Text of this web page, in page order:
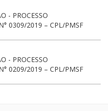
- PROCESSO
0309/2019 – CPL/PMSF
- PROCESSO
0209/2019 – CPL/PMSF